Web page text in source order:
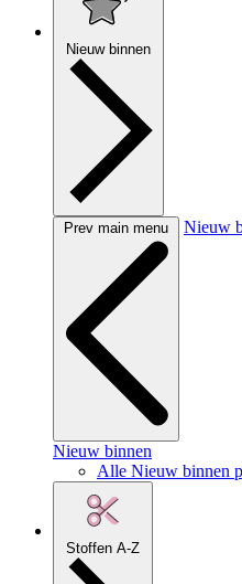
Nieuw binnen
Prev main menu Nieuw
Nieuw binnen
Alle Nieuw binnen
Stoffen A-Z